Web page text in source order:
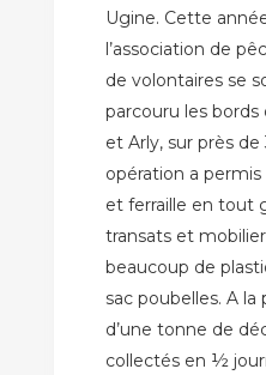
Ugine. Cette
l’association de
de volontaires se
parcouru les bords
et Arly, sur près
opération a
et ferraille en tout
transats et
beaucoup de
sac poubelles. A la
d’une tonne de
collectés en ½